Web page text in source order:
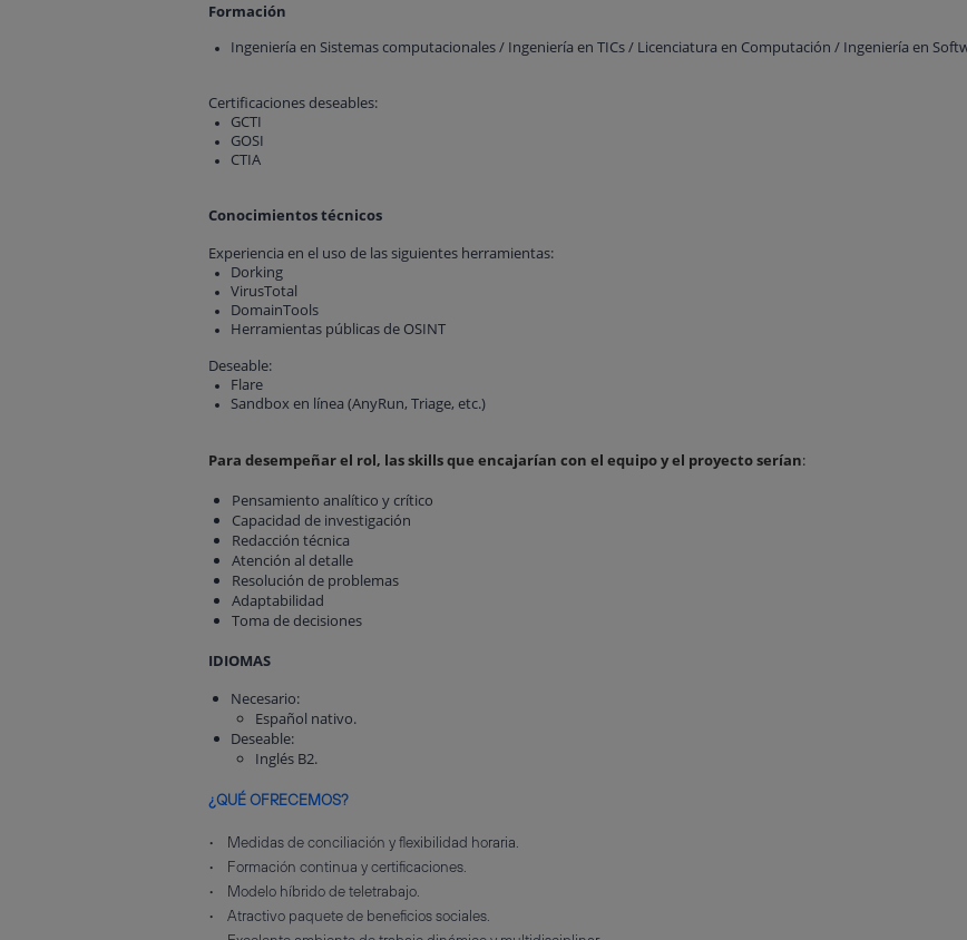
Formación
Ingeniería en Sistemas computacionales / Ingeniería en TICs / Licenciatura en Computación / Ingeniería en
Certificaciones deseables:
GCTI
GOSI
CTIA
Conocimientos técnicos
Experiencia en el uso de las siguientes herramientas:
Dorking
VirusTotal
DomainTools
Herramientas públicas de OSINT
Deseable:
Flare
Sandbox en línea (AnyRun, Triage, etc.)
Para desempeñar el rol, las skills que encajarían con el equipo y el proyecto serían:
Pensamiento analítico y crítico
Capacidad de investigación
Redacción técnica
Atención al detalle
Resolución de problemas
Adaptabilidad
Toma de decisiones
IDIOMAS
Necesario:
Español nativo.
Deseable:
Inglés B2.
¿QUÉ OFRECEMOS?
• Medidas de conciliación y flexibilidad horaria.
• Formación continua y certificaciones.
• Modelo híbrido de teletrabajo.
• Atractivo paquete de beneficios sociales.